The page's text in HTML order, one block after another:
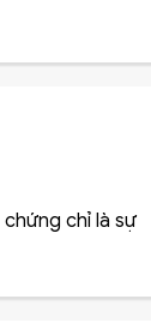
chỉ là sự